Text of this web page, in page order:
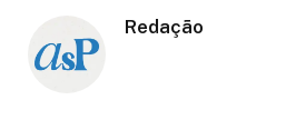
Redação